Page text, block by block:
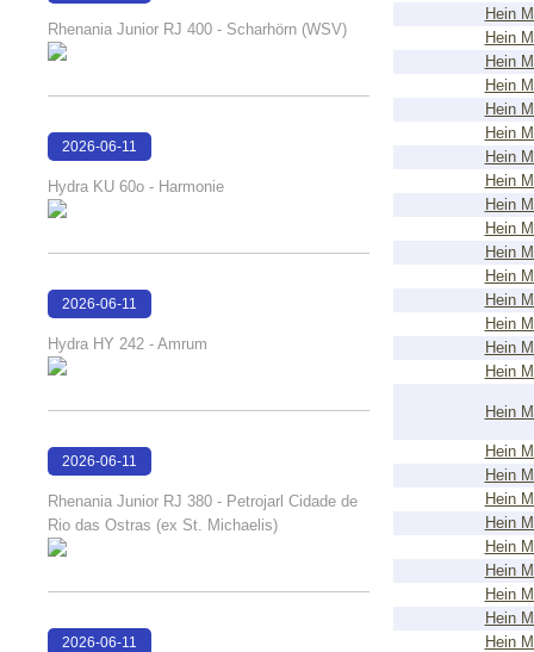
Hein
Hein
Hein
Hein
Hein
Hein
Hein
Hein
Hein
Hein
Hein
Hein
Hein
Hein
Hein
Hein
Hein
Hein
Hein
Hein
Hein
Hein
Hein
Hein
Hein
Hein
Rhenania Junior RJ 400 - Scharhörn (WSV)
2026-06-11
Hydra KU 60o - Harmonie
2026-06-11
Hydra HY 242 - Amrum
2026-06-11
Rhenania Junior RJ 380 - Petrojarl Cidade de
Rio das Ostras (ex St. Michaelis)
2026-06-11